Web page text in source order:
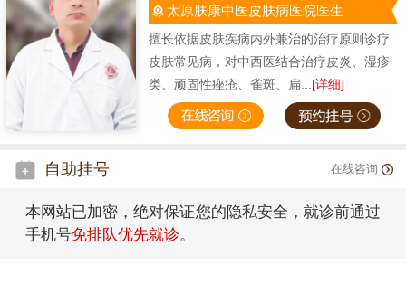
太原肤康中医皮肤病医院医生
擅长依据皮肤疾病内外兼治的治疗原则诊疗
皮肤常见病，对中西医结合治疗皮炎、湿疹
类、顽固性痤疮、雀斑、扁...[详细]
自助挂号 在线咨询
本网站已加密，绝对保证您的隐私安全，就诊前通过
手机号免排队优先就诊。